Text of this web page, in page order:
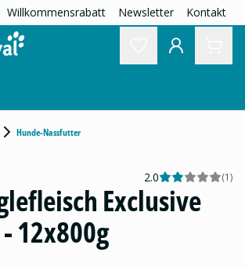
Willkommensrabatt Newsletter Kontakt
Hunde-Nassfutter
2.0 (1)
Exclusive
12x800g